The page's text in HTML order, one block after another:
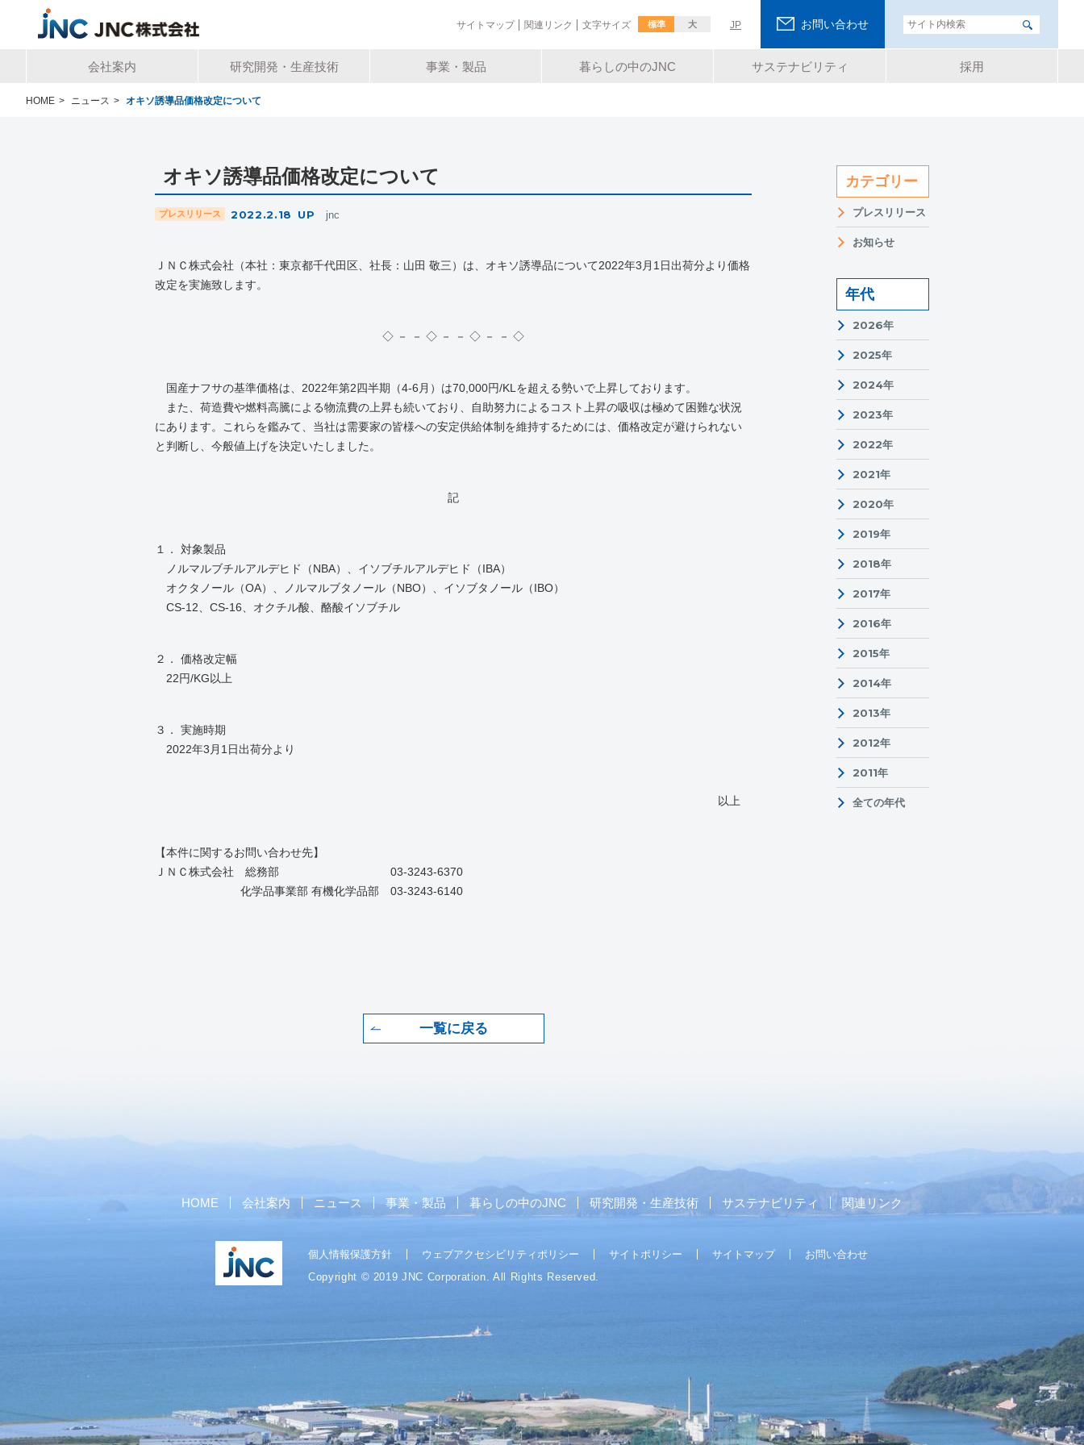
サイトマップ 関連リンク 文字サイズ 標準 大 JP お問い合わせ
会社案内 研究開発・生産技術 事業・製品 暮らしの中のJNC サステナビリティ 採用
HOME > ニュース > オキソ誘導品価格改定について
オキソ誘導品価格改定について
プレスリリース 2022.2.18 UP jnc
ＪＮＣ株式会社（本社：東京都千代田区、社長：山田 敬三）は、オキソ誘導品について2022年3月1日出荷分より価格
改定を実施致します。
◇ － － ◇ － － ◇ － － ◇
国産ナフサの基準価格は、2022年第2四半期（4-6月）は70,000円/KLを超える勢いで上昇しております。
また、荷造費や燃料高騰による物流費の上昇も続いており、自助努力によるコスト上昇の吸収は極めて困難な状況
にあります。これらを鑑みて、当社は需要家の皆様への安定供給体制を維持するためには、価格改定が避けられない
と判断し、今般値上げを決定いたしました。
記
１． 対象製品
ノルマルブチルアルデヒド（NBA）、イソブチルアルデヒド（IBA）
オクタノール（OA）、ノルマルブタノール（NBO）、イソブタノール（IBO）
CS-12、CS-16、オクチル酸、酪酸イソブチル
２． 価格改定幅
22円/KG以上
３． 実施時期
2022年3月1日出荷分より
以上
【本件に関するお問い合わせ先】
ＪＮＣ株式会社 総務部 03-3243-6370
化学品事業部 有機化学品部 03-3243-6140
一覧に戻る
カテゴリー
プレスリリース
お知らせ
年代
2026年
2025年
2024年
2023年
2022年
2021年
2020年
2019年
2018年
2017年
2016年
2015年
2014年
2013年
2012年
2011年
全ての年代
HOME 会社案内 ニュース 事業・製品 暮らしの中のJNC 研究開発・生産技術 サステナビリティ 関連リンク
個人情報保護方針 ウェブアクセシビリティポリシー サイトポリシー サイトマップ
お問い合わせ
Copyright © 2019 JNC Corporation. All Rights Reserved.